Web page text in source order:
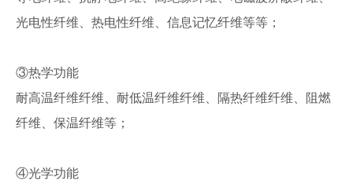
光电性纤维、热电性纤维、信息记忆纤维等等；
③热学功能
耐高温纤维纤维、耐低温纤维纤维、隔热纤维纤维、阻燃
纤维、保温纤维等；
④光学功能